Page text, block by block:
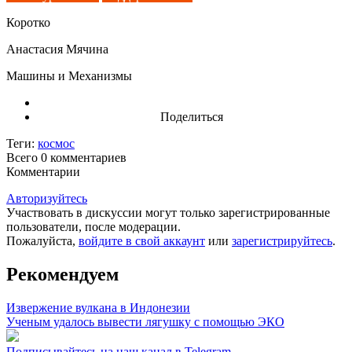
Коротко
Анастасия Мячина
Машины и Механизмы
Поделиться
Теги: космос
Всего 0 комментариев
Комментарии
Авторизуйтесь
Участвовать в дискуссии могут только зарегистрированные
пользователи, после модерации.
Пожалуйста, войдите в свой аккаунт или зарегистрируйтесь.
Рекомендуем
Извержение вулкана в Индонезии
Ученым удалось вывести лягушку с помощью ЭКО